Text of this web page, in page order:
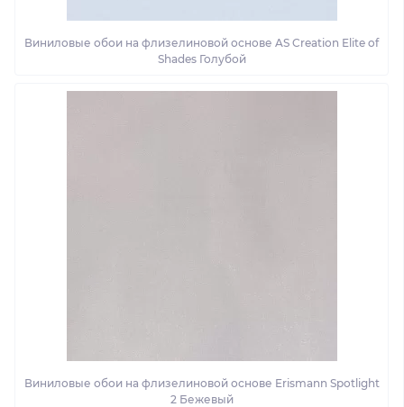
Виниловые обои на флизелиновой основе AS Creation Elite of
Shades Голубой
Виниловые обои на флизелиновой основе Erismann Spotlight
2 Бежевый